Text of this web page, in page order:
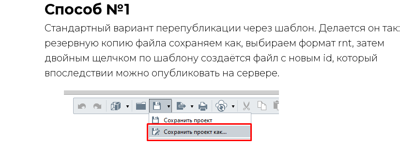
Способ №1
Стандартный вариант перепубликации через шаблон. Делается он так:
резервную копию файла сохраняем как, выбираем формат rnt, затем
двойным щелчком по шаблону создаётся файл с новым id, который
впоследствии можно опубликовать на сервере.